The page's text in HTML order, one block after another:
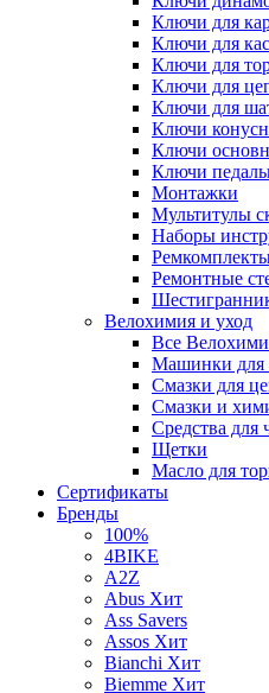
Ключи для
Ключи для
Ключи для
Ключи для
Ключи для
Ключи
Ключи
Ключи
Монтажки
Мультитулы
Наборы
Ремонтные
Велохимия и уход
Все
Машинки для
Смазки для
Смазки и
Средства для
Щетки
Масло для
Сертификаты
Бренды
100%
4BIKE
A2Z
Abus Хит
Ass Savers
Assos Хит
Bianchi Хит
Biemme Хит